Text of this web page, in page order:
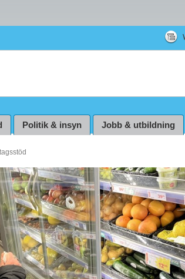
Politik & insyn Jobb & utbildning